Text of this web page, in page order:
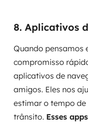
8. Aplicativos
Quando pensamos
compromisso
aplicativos de
amigos. Eles nos
estimar o tempo
trânsito. Esses